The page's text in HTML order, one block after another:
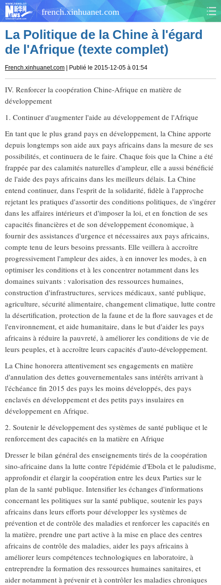
french.xinhuanet.com
CHINE MONDE
CULTURE SOCIÉTÉ
SCI&TECH PLANÈTE
TOURISME DOCUMENTS
DOSSIERS PHOTOS
VIDÉOS
La Politique de la Chine à l'égard
de l'Afrique (texte complet)
French.xinhuanet.com | Publié le 2015-12-05 à 01:54
IV. Renforcer la coopération Chine-Afrique en matière de
développement
1. Continuer d'augmenter l'aide au développement de l'Afrique
En tant que le plus grand pays en développement, la Chine apporte
depuis longtemps son aide aux pays africains dans la mesure de ses
possibilités, et continuera de le faire. Chaque fois que la Chine a été
frappée par des calamités naturelles d'ampleur, elle a aussi bénéficié
de l'aide des pays africains dans les meilleurs délais. La Chine
entend continuer, dans l'esprit de la solidarité, fidèle à l'approche
rejetant les pratiques d'assortir des conditions politiques, de s'ingérer
dans les affaires intérieurs et d'imposer la loi, et en fonction de ses
capacités financières et de son développement économique, à
fournir des assistances d'urgence et nécessaires aux pays africains,
compte tenu de leurs besoins pressants. Elle veillera à accroître
progressivement l'ampleur des aides, à en innover les modes, à en
optimiser les conditions et à les concentrer notamment dans les
domaines suivants : valorisation des ressources humaines,
construction d'infrastructures, services médicaux, santé publique,
agriculture, sécurité alimentaire, changement climatique, lutte contre
la désertification, protection de la faune et de la flore sauvages et de
l'environnement, et aide humanitaire, dans le but d'aider les pays
africains à réduire la pauvreté, à améliorer les conditions de vie de
leurs peuples, et à accroître leurs capacités d'auto-développement.
La Chine honorera attentivement ses engagements en matière
d'annulation des dettes gouvernementales sans intérêts arrivant à
l'échéance fin 2015 des pays les moins développés, des pays
enclavés en développement et des petits pays insulaires en
développement en Afrique.
2. Soutenir le développement des systèmes de santé publique et le
renforcement des capacités en la matière en Afrique
Dresser le bilan général des enseignements tirés de la coopération
sino-africaine dans la lutte contre l'épidémie d'Ebola et le paludisme,
approfondir et élargir la coopération entre les deux Parties sur le
plan de la santé publique. Intensifier les échanges d'informations
concernant les politiques sur la santé publique, soutenir les pays
africains dans leurs efforts pour développer les systèmes de
prévention et de contrôle des maladies et renforcer les capacités en
la matière, prendre une part active à la mise en place des centres
africains de contrôle des maladies, aider les pays africains à
améliorer leurs compétences technologiques en laboratoire, à
entreprendre la formation des ressources humaines sanitaires, et
aider notamment à prévenir et à contrôler les maladies chroniques